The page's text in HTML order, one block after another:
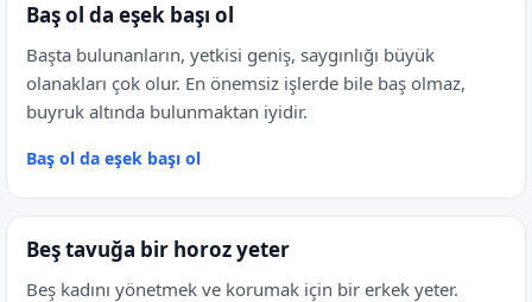
Baş ol da eşek başı ol
Başta bulunanların, yetkisi geniş, saygınlığı büyük
olanakları çok olur. En önemsiz işlerde bile baş olmaz,
buyruk altında bulunmaktan iyidir.
Baş ol da eşek başı ol
Beş tavuğa bir horoz yeter
Beş kadını yönetmek ve korumak için bir erkek yeter.